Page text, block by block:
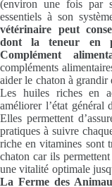
(environ une fois par
essentiels à son
vétérinaire peut
dont la teneur en
Complément
compléments
aider le chaton à grandir
Les huiles riches en
améliorer l’état général
Elles permettent
pratiques à suivre
riche en vitamines sont
chaton car ils
une vitalité optimale
La Ferme des